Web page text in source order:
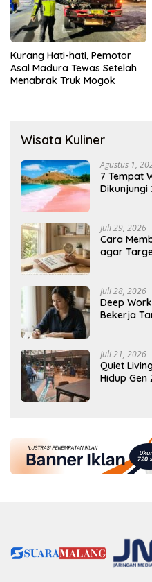
Kurang Hati-hati, Pemotor
Asal Madura Tewas Setelah
Menabrak Truk Mogok
Wisata Kuliner
Agustus 1,
7 Tempat
Dikunjungi
Juli 29, 2026
Cara
agar
Juli 28, 2026
Deep
Bekerja
Juli 21, 2026
Quiet
Hidup Gen